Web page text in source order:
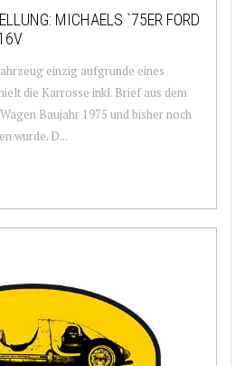
MICHAELS `75ER FORD
einzig aufgrunde eines
die Karrosse inkl. Brief aus dem
Baujahr 1975 und bisher noch
wurde. D...